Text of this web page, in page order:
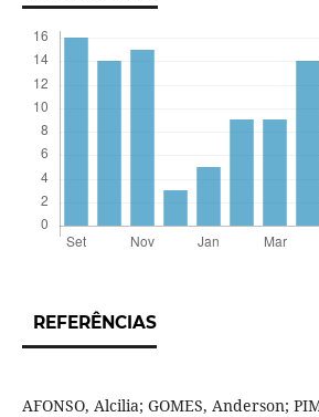
REFERÊNCIAS
AFONSO, Alcilia; GOMES, Anderson;